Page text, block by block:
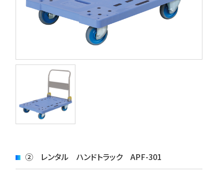
② レンタル ハンドトラック APF-301